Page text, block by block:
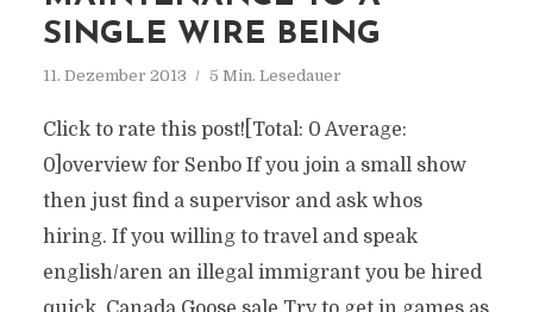
SINGLE WIRE BEING
11. Dezember 2013 5 Min. Lesedauer
Click to rate this post![Total: 0 Average:
0]overview for Senbo If you join a small show
then just find a supervisor and ask whos
hiring. If you willing to travel and speak
english/aren an illegal immigrant you be hired